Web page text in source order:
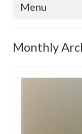
Menu
Intencje
Monthly